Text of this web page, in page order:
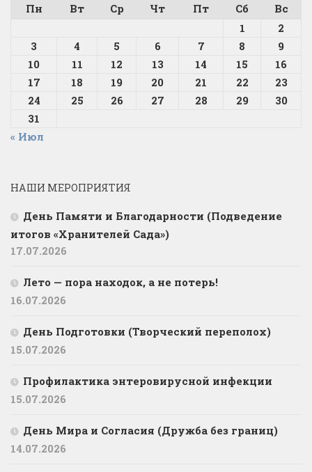
Пн
Вт Ср Чт Пт Сб
Вс
1
2
3
4 5 6 7 8
9
10
11 12 13 14 15
16
17
18 19 20 21 22
23
24
25 26 27 28 29
30
31
« Июл
НАШИ МЕРОПРИЯТИЯ
День Памяти и Благодарности (Подведение
итогов «Хранителей Сада»)
17.07.2026
Лето — пора находок, а не потерь!
16.07.2026
День Подготовки (Творческий переполох)
15.07.2026
Профилактика энтеровирусной инфекции
15.07.2026
День Мира и Согласия (Дружба без границ)
14.07.2026